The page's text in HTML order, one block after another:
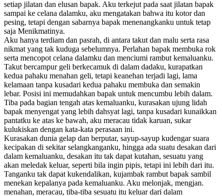
setiap jilatan dan elusan bapak. Aku terkejut pada saat jilatan bapak
sampai ke celana dalamku, aku mengatakan bahwa itu kotor dan
pesing, tetapi dengan sabarnya bapak menenangkanku untuk tetap
saja Menikmatinya.
Aku hanya terdiam dan pasrah, di antara takut dan malu serta rasa
nikmat yang tak kuduga sebelumnya. Perlahan bapak membuka rok
serta mencopot celana dalamku dan menciumi rambut kemaluanku.
Takut bercampur geli berkecamuk di dalam dadaku, kurapatkan
kedua pahaku menahan geli, tetapi keanehan terjadi lagi, lama
kelamaan tanpa kusadari kedua pahaku membuka dan semakin
lebar. Posisi ini memudahkan bapak untuk mencumbu lebih dalam.
Tiba pada bagian tengah atas kemaluanku, kurasakan ujung lidah
bapak menyengat yang lebih dahsyat lagi, tanpa kusadari kunaikkan
pantatku ke atas ke bawah, aku meracau tidak karuan, sukar
kulukiskan dengan kata-kata perasaan ini.
Kurasakan dunia gelap dan berputar, sayup-sayup kudengar suara
kecipakan di sekitar selangkanganku, hingga ada suatu desakan dari
dalam kemaluanku, desakan itu tak dapat kutahan, sesuatu yang
akan meledak keluar, seperti bila ingin pipis, tetapi ini lebih dari itu.
Tanganku tak dapat kukendalikan, kujambak rambut bapak sambil
menekan kepalanya pada kemaluanku. Aku melonjak, mengjan.
menahan, meracau, tiba-tiba sesuatu itu keluar dari dalam